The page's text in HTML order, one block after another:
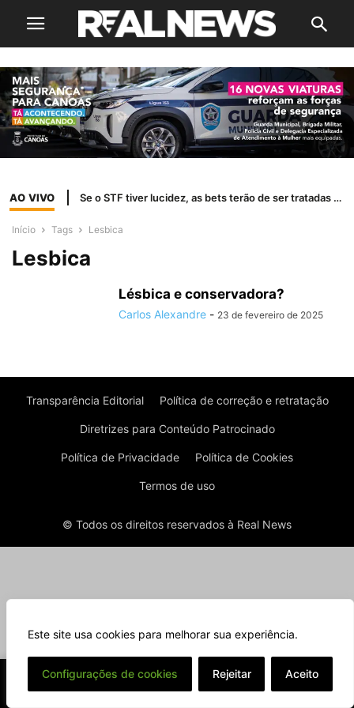
Este site usa cookies para melhorar sua experiência.
Configurações de cookies Rejeitar Aceito
AO VIVO Se o STF tiver lucidez, as bets terão de ser tratadas como jogo de azar
Início Tags Lesbica
Lesbica
Lésbica e conservadora?
Carlos Alexandre - 23 de fevereiro de 2025
Transparência Editorial Política de correção e retratação
Diretrizes para Conteúdo Patrocinado
Política de Privacidade Política de Cookies
Termos de uso
© Todos os direitos reservados à Real News